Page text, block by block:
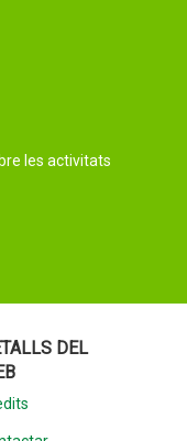
les activitats
DEL